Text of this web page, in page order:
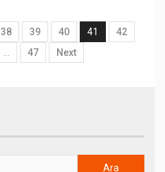
38 39 40 41
42
47 Next